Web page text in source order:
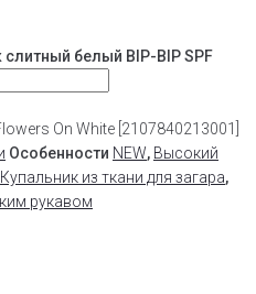
белый BIP-BIP SPF
On White [2107840213001]
Особенности NEW, Высокий
Купальник из ткани для загара,
рукавом